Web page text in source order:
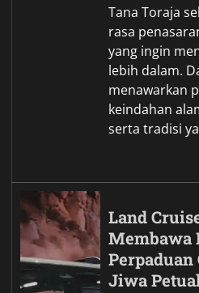
Tana Toraja
rasa
yang ingin
lebih dalam.
menawarkan
keindahan
serta tradisi
Land
Membawa
Jiwa